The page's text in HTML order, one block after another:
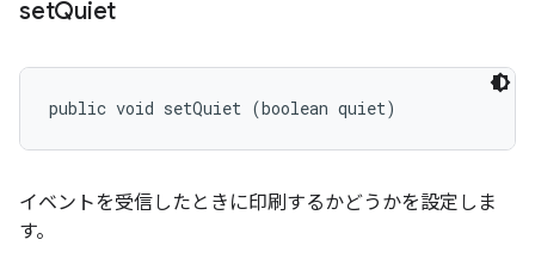
setQuiet
public void setQuiet (boolean quiet)
イベントを受信したときに印刷するかどうかを設定しま
す。